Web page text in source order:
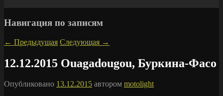
Навигация по записям
← Предыдущая Следующая →
12.12.2015 Ouagadougou, Буркина-Фасо
Опубликовано 13.12.2015 автором motolight